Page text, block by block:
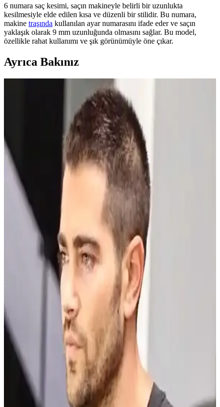
6 numara saç kesimi, saçın makineyle belirli bir uzunlukta
kesilmesiyle elde edilen kısa ve düzenli bir stilidir. Bu numara,
makine traşında kullanılan ayar numarasını ifade eder ve saçın
yaklaşık olarak 9 mm uzunluğunda olmasını sağlar. Bu model,
özellikle rahat kullanımı ve şık görünümüyle öne çıkar.
Ayrıca Bakınız
Üç Numara Saç Modelleri: Teknik Detaylar ve
Estetik Avantajlar Hakkında Bilgi
Üç numara saç modelleri, 3 mm uzunluğunda kısa ve pratik kesim
sunar. Sıcak iklimler ve yoğun yaşam için ideal, estetik ve bakımı
kolay bir saç stilidir.
NISHMAN M4 Ultra Sert Mat Wax: Güçlü ve Uzun
Süreli Saç Şekillendirme Ürünü
NISHMAN M4 Ultra Sert Mat Wax, yüksek tutuculuğu ve mat
görünümü ile saç şekillendirmede etkili, kolay kullanımlı ve uzun
süre kalıcı bir ürün, tüm saç tiplerine uygun, suda çözünebilir
özellikte.
Saç Ayrımının Saç Sağlığı Üzerindeki Etkileri ve
Korunma Yöntemleri
Saç ayrımı saç sağlığına doğrudan zarar vermez ancak sürekli aynı
noktadan yapılan ayrım ve sıkı saç modelleri saç dökülmesine yol
açabilir. Genetik dökülme ise farklıdır. Korunma yöntemleri
Uzun Yüz Şekline Uygun Saç Modelleri ve Saç
Bakımı Önerileri
Uzun yüz şekline sahip kadınlar için katlı kesimler, dalgalı saçlar ve
perçemler yüz hatlarını dengeler. Saç ayrımı ve hacim artırma
teknikleriyle estetik bir görünüm elde edilir. Saç bakımı ise sağlıklı
saçlar için önemlidir.
Esmer Erkek Saç Modelleri: Yüz Şekline ve Saç
Dokunuza Uygun Stil Önerileri